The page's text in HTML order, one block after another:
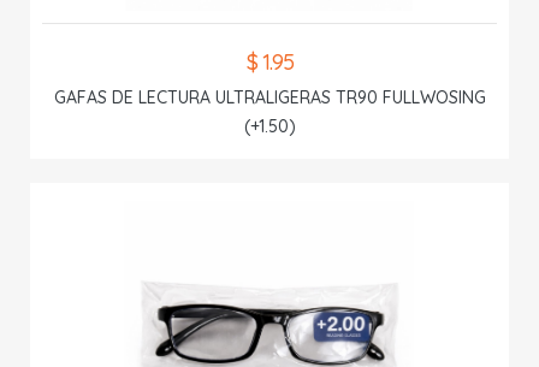
$ 1.95
GAFAS DE LECTURA ULTRALIGERAS TR90 FULLWOSING
(+1.50)